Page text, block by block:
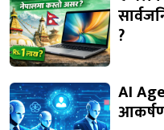
?
AI